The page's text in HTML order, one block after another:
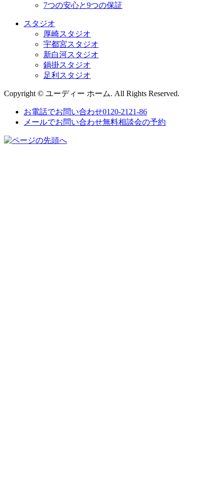
7つの安⼼と9つの保証
スタジオ
厚崎スタジオ
宇都宮スタジオ
新白河スタジオ
鍋掛スタジオ
足利スタジオ
Copyright © ユーディー ホーム. All Rights Reserved.
お電話でお問い合わせ0120-2121-86
メールでお問い合わせ無料相談会の予約